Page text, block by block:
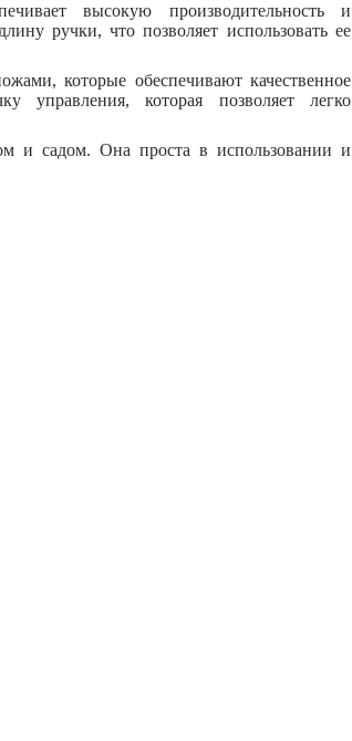
высокую производительность и
ручки, что позволяет использовать ее
которые обеспечивают качественное
которая позволяет легко
и садом. Она проста в использовании и